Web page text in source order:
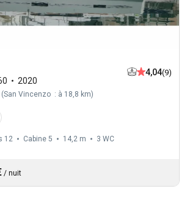
2020
(San Vincenzo : à 18,8 km)
4,04(9)
12 Cabine 5 14,2 m 3 WC
/ nuit